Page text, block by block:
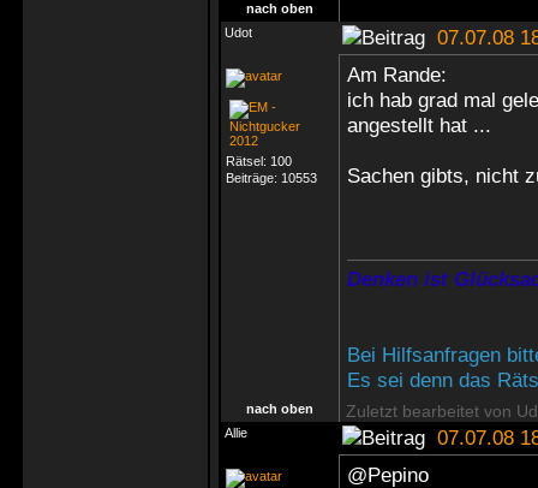
nach oben
Udot
07.07.08
Rätsel: 100
Beiträge: 10553
Am Rande:
ich hab grad mal
angestellt hat ...
Sachen gibts, nicht
Denken ist
Bei Hilfsanfragen
Es sei denn das
nach oben Zuletzt bearbeitet von
Allie 07.07.08
@Pepino